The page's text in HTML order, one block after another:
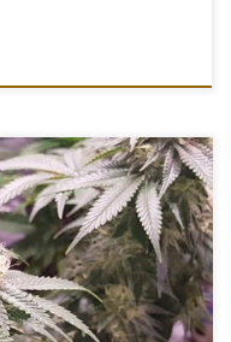
rozpoznawalnych